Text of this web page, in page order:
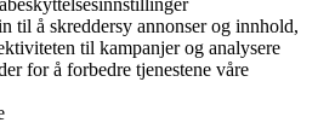
til å skreddersy annonser og innhold,
til kampanjer og analysere
for å forbedre tjenestene våre